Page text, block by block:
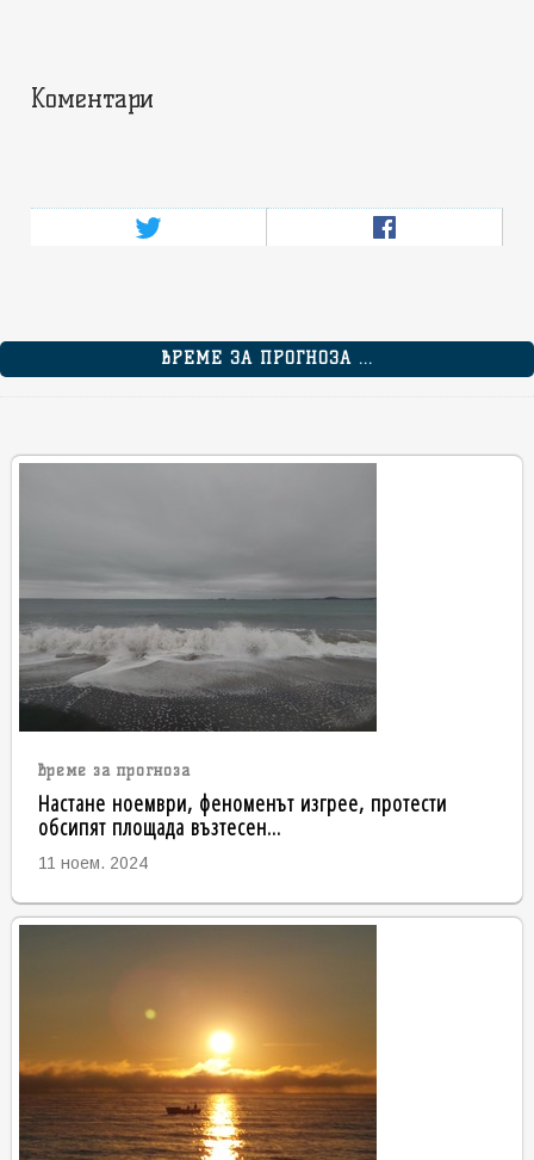
Коментари
ВРЕМЕ ЗА ПРОГНОЗА ...
време за прогноза
Настане ноември, феноменът изгрее, протести
обсипят площада възтесен...
11 ноем. 2024